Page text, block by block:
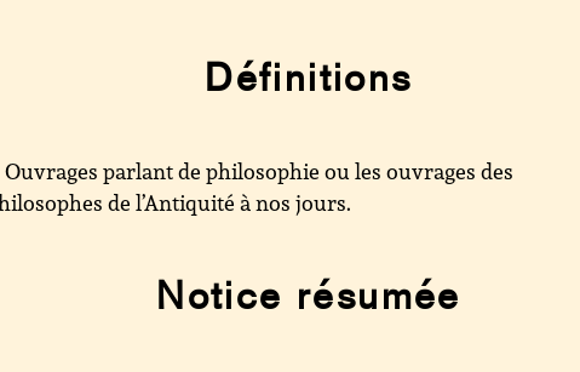
Définitions
Ouvrages parlant de philosophie ou les ouvrages des
de l’Antiquité à nos jours.
Notice résumée